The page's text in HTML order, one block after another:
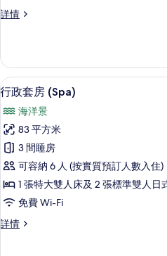
山
的
相
片
詳情
行
山
景
詳
情
載
入
所
有
行
政
套
(Spa)
11
行政套房 (Spa)
海洋景
83 平方米
3 間睡房
可容納 6 人 (按實質預訂人數入住)
1 張特大雙人床及 2 張標準雙人日
免費 Wi-Fi
詳情
行